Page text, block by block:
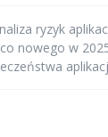
ryzyk
nowego w